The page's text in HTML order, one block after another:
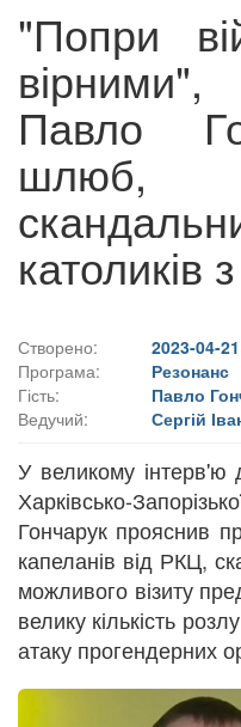
"Попри
Павло
шлюб,
католиків
Створено:
2023-04-
Програма:
Резонанс
Гість:
Павло
Ведучий:
Сергій
У великому інтерв'ю
Харківсько-
Гончарук прояснив
капеланів від РКЦ,
можливого візиту
велику кількість
атаку прогендерних